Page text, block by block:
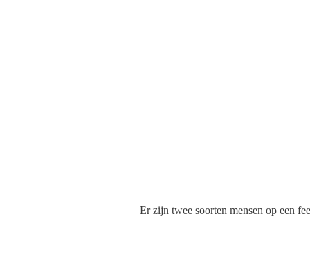
Er zijn twee soorten mensen op een